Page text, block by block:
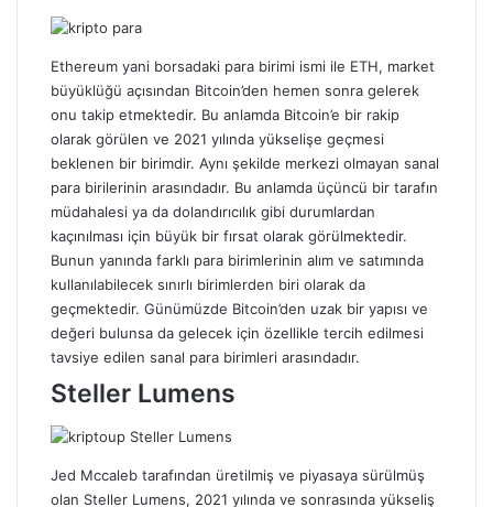
Ethereum yani borsadaki para birimi ismi ile ETH, market
büyüklüğü açısından Bitcoin’den hemen sonra gelerek
onu takip etmektedir. Bu anlamda Bitcoin’e bir rakip
olarak görülen ve 2021 yılında yükselişe geçmesi
beklenen bir birimdir. Aynı şekilde merkezi olmayan sanal
para birilerinin arasındadır. Bu anlamda üçüncü bir tarafın
müdahalesi ya da dolandırıcılık gibi durumlardan
kaçınılması için büyük bir fırsat olarak görülmektedir.
Bunun yanında farklı para birimlerinin alım ve satımında
kullanılabilecek sınırlı birimlerden biri olarak da
geçmektedir. Günümüzde Bitcoin’den uzak bir yapısı ve
değeri bulunsa da gelecek için özellikle tercih edilmesi
tavsiye edilen sanal para birimleri arasındadır.
Steller Lumens
Jed Mccaleb tarafından üretilmiş ve piyasaya sürülmüş
olan Steller Lumens, 2021 yılında ve sonrasında yükseliş